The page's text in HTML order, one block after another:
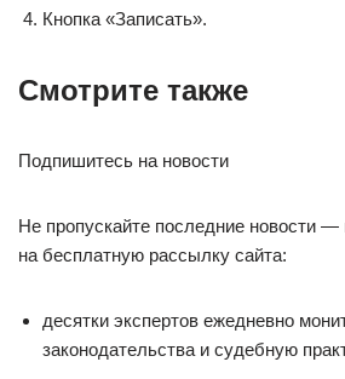
Кнопка «Записать».
Смотрите также
Подпишитесь на новости
Не пропускайте последние новости
на бесплатную рассылку сайта:
десятки экспертов ежедневно
законодательства и судебную